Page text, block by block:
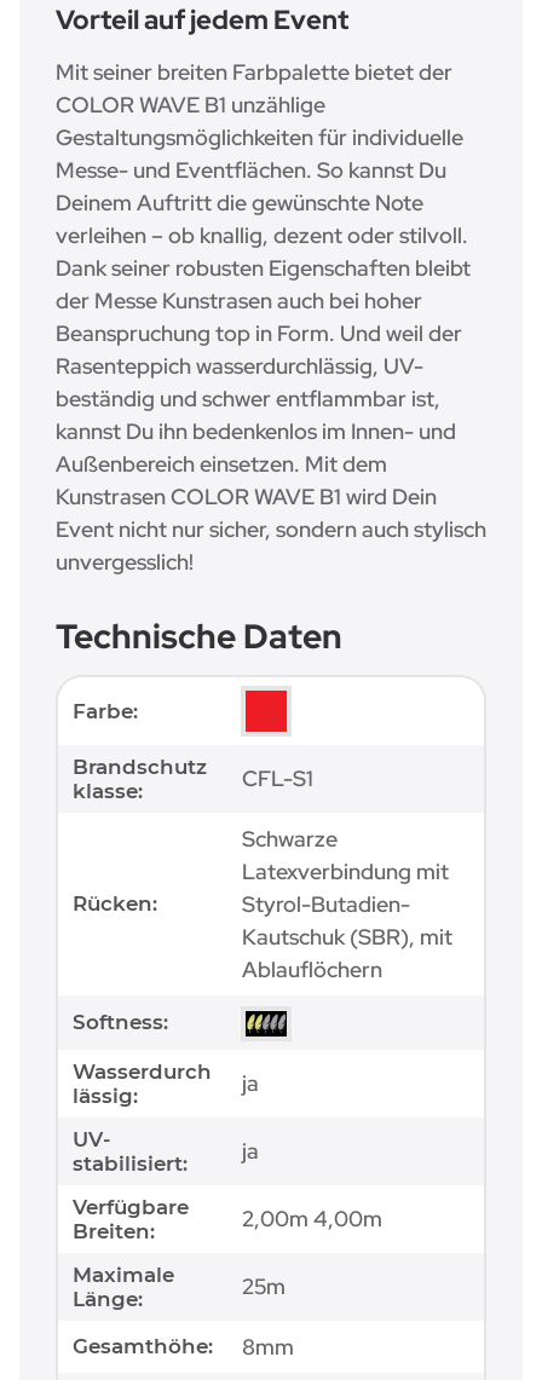
Vorteil auf jedem Event
Mit seiner breiten Farbpalette bietet der
COLOR WAVE B1 unzählige
Gestaltungsmöglichkeiten für individuelle
Messe- und Eventflächen. So kannst Du
Deinem Auftritt die gewünschte Note
verleihen – ob knallig, dezent oder stilvoll.
Dank seiner robusten Eigenschaften bleibt
der Messe Kunstrasen auch bei hoher
Beanspruchung top in Form. Und weil der
Rasenteppich wasserdurchlässig, UV-
beständig und schwer entflammbar ist,
kannst Du ihn bedenkenlos im Innen- und
Außenbereich einsetzen. Mit dem
Kunstrasen COLOR WAVE B1 wird Dein
Event nicht nur sicher, sondern auch stylisch
unvergesslich!
Technische Daten
Produkteigenschaft
Wert
Farbe:
Brandschutz
klasse:
CFL-S1
Rücken:
Schwarze
Latexverbindung mit
Styrol-Butadien-
Kautschuk (SBR), mit
Ablauflöchern
Softness:
Wasserdurch
lässig:
ja
UV-
stabilisiert:
ja
Verfügbare
Breiten:
2,00m 4,00m
Maximale
Länge:
25m
Gesamthöhe: 8mm